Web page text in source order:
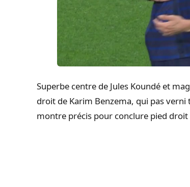
Superbe centre de Jules Koundé et
droit de Karim Benzema, qui pas
montre précis pour conclure pied